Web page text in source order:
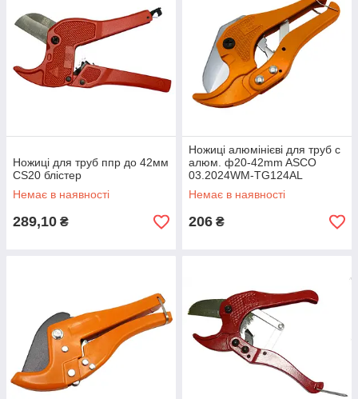
Ножиці для труб ппр до 42мм
CS20 блістер
Немає в наявності
289,10 ₴
Ножиці алюмінієві для труб с
алюм. ф20-42mm ASCO
03.2024WM-TG124AL
Немає в наявності
206 ₴